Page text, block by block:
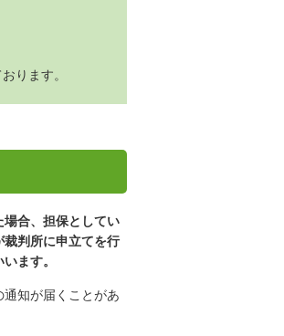
ります。
場合、担保としてい
裁判所に申立てを行
います。
知が届くことがあ